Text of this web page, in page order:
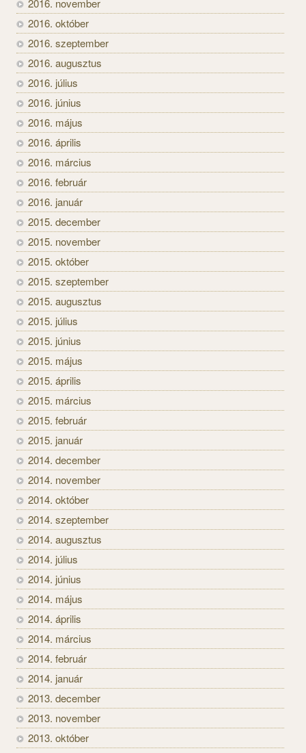
2016. november
2016. október
2016. szeptember
2016. augusztus
2016. július
2016. június
2016. május
2016. április
2016. március
2016. február
2016. január
2015. december
2015. november
2015. október
2015. szeptember
2015. augusztus
2015. július
2015. június
2015. május
2015. április
2015. március
2015. február
2015. január
2014. december
2014. november
2014. október
2014. szeptember
2014. augusztus
2014. július
2014. június
2014. május
2014. április
2014. március
2014. február
2014. január
2013. december
2013. november
2013. október